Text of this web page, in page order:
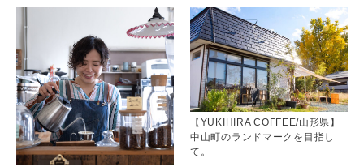
【YUKIHIRA COFFEE/山形県】
中山町のランドマークを目指し
て。